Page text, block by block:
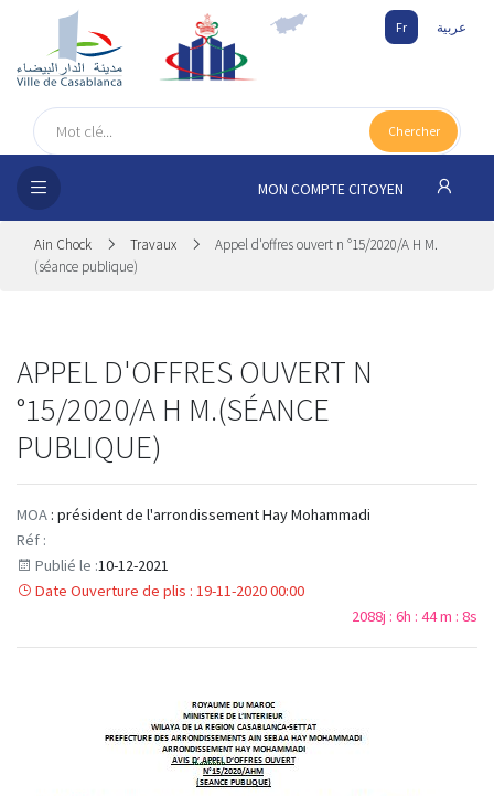
Fr عربية
Chercher
MON COMPTE CITOYEN
Ain Chock Travaux
Appel d'offres ouvert n °15/2020/A H M.
(séance publique)
APPEL D'OFFRES OUVERT N
°15/2020/A H M.(SÉANCE
PUBLIQUE)
MOA : président de l'arrondissement Hay Mohammadi
Réf :
Publié le :10-12-2021
Date Ouverture de plis : 19-11-2020 00:00
2088j : 6h : 44 m : 7s